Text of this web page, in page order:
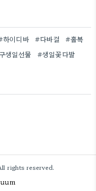
하이디바 #다바걸
#홀복
생일선물 #생일꽃다발
rights reserved.